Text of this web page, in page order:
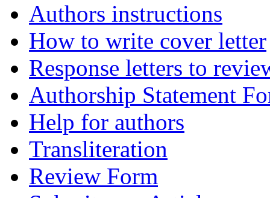
Authors instructions
How to write cover letter
Response letters to
Authorship Statement
Help for authors
Transliteration
Review Form